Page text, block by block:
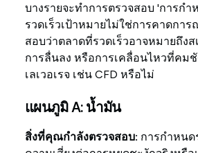
บางรายจะทำการตรวจสอบ 'การกำ
รวดเร็วเป้าหมายไม่ใช่การคาดกา
สอบว่าตลาดที่รวดเร็วอาจหมายถึง
การลื่นลง หรือการเคลื่อนไหวที่ค
เลเวอเรจ เช่น CFD หรือไม่
แผนภูมิ A: น้ำมัน
สิ่งที่คุณกำลังตรวจสอบ: การกำหน